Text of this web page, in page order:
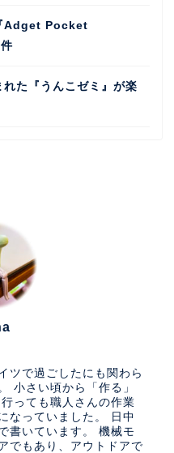
Adget Pocket
れた『うんこゼミ』が楽
ツで過ごしたにも関わら
小さい頃から「作る」
っても職人さんの作業
なっていました。 日中
書いています。 機械モ
でもあり、アウトドアで